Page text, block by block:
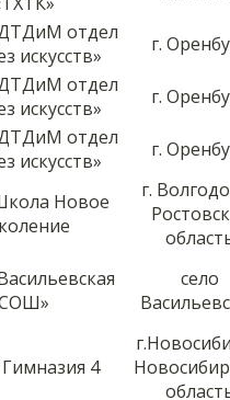
отдел
искусств»
г.
отдел
искусств»
г.
отдел
искусств»
г.
Новое
г.
село
4